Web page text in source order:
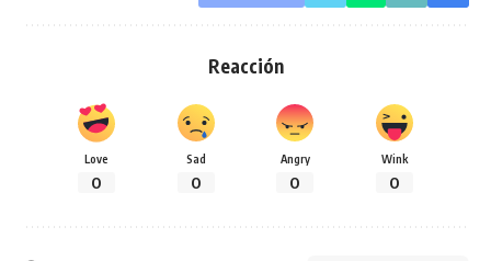
Reacción
Love
0
Sad
0
Angry
0
Wink
0